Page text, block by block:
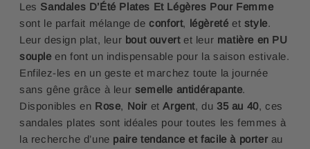
Les Sandales D’Été Plates Et Légères Pour Femme
sont le parfait mélange deconfort, légèreté et style.
Leur design plat, leur bout ouvertet leur matière en PU
souple en font un indispensable pour la saison estivale.
Enfilez-les en un geste et marchez toute la journée
sans gêne grâce à leur semelle antidérapante.
Disponibles en Rose, Noir etArgent, du35 au 40, ces
sandales plates sont idéales pour toutes les femmes à
la recherche d’une paire tendance et facile à porterau